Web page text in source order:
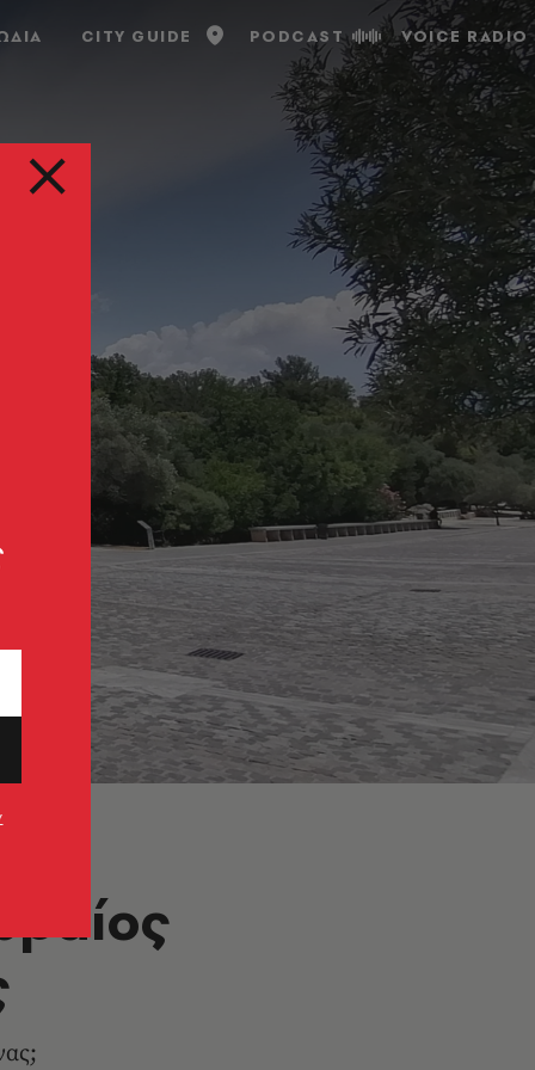
CITY GUIDE PODCAST VOICE RADIO